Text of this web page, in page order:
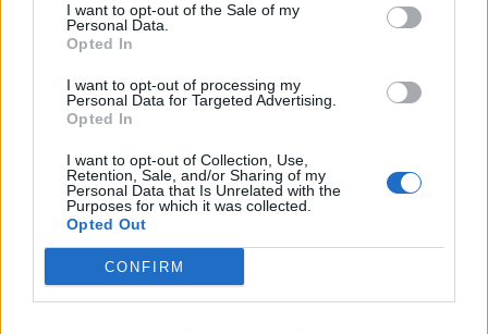
I want to opt-out of the Sale of my
Personal Data.
Opted In
I want to opt-out of processing my
Personal Data for Targeted Advertising.
Opted In
I want to opt-out of Collection, Use,
Retention, Sale, and/or Sharing of my
Personal Data that Is Unrelated with the
Purposes for which it was collected.
Opted Out
CONFIRM
PIÙ LETTI OGGI
L'Ilva si completa con Markic, Contucci,
Gran colpo dell'Ossese, per la difesa c'è l'ex
Torres Riccardo Idda
7 Ago 2026
L'Ossese si prepara all'esordio in D: Forzati,